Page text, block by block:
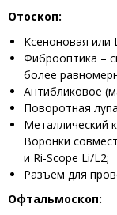
Отоскоп:
Ксеноновая или
Фиброоптика –
более
Антибликовое
Поворотная
Металлический
Воронки
и Ri-Scope Li/L2;
Разъем для
Офтальмоскоп: